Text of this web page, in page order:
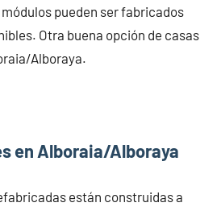
pueden ser fabricados
Otra buena opción de casas
Alboraya.
en Alboraia/Alboraya
están construidas a